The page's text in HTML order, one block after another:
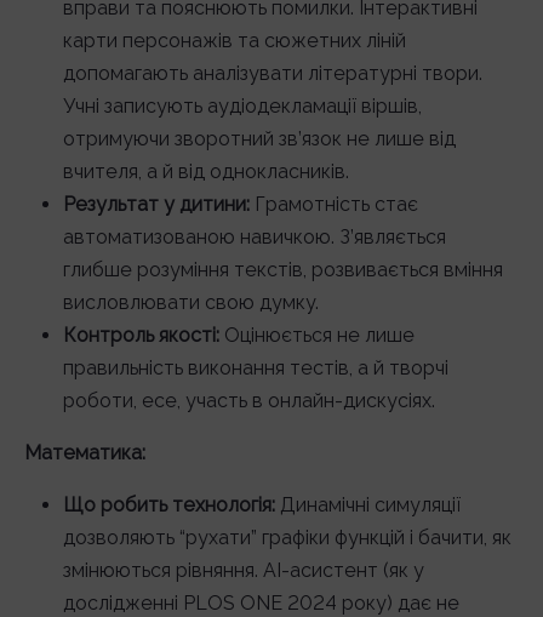
вправи та пояснюють помилки. Інтерактивні
карти персонажів та сюжетних ліній
допомагають аналізувати літературні твори.
Учні записують аудіодекламації віршів,
отримуючи зворотний зв’язок не лише від
вчителя, а й від однокласників.
Результат у дитини: Грамотність стає
автоматизованою навичкою. З’являється
глибше розуміння текстів, розвивається вміння
висловлювати свою думку.
Контроль якості: Оцінюється не лише
правильність виконання тестів, а й творчі
роботи, есе, участь в онлайн-дискусіях.
Математика:
Що робить технологія: Динамічні симуляції
дозволяють “рухати” графіки функцій і бачити, як
змінюються рівняння. AI-асистент (як у
дослідженні PLOS ONE 2024 року) дає не